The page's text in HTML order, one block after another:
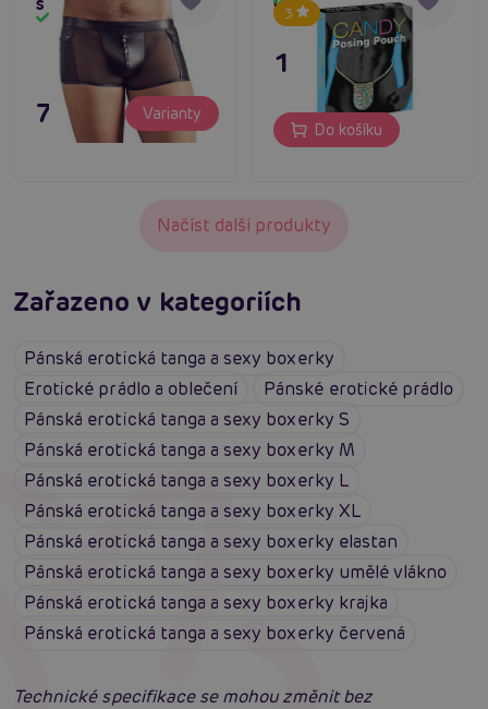
Skladem
795 Kč Varianty
3
179 Kč
Do košíku
Načíst další produkty
Zařazeno v kategoriích
Pánská erotická tanga a sexy boxerky
Erotické prádlo a oblečení
Pánské erotické prádlo
Pánská erotická tanga a sexy boxerky S
Pánská erotická tanga a sexy boxerky M
Pánská erotická tanga a sexy boxerky L
Pánská erotická tanga a sexy boxerky XL
Pánská erotická tanga a sexy boxerky elastan
Pánská erotická tanga a sexy boxerky umělé vlákno
Pánská erotická tanga a sexy boxerky krajka
Pánská erotická tanga a sexy boxerky červená
Technické specifikace se mohou změnit bez